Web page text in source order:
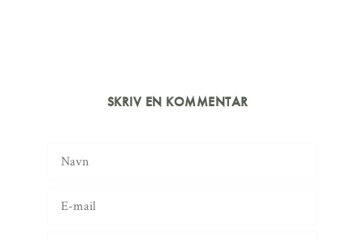
SKRIV EN KOMMENTAR